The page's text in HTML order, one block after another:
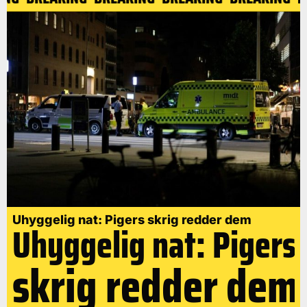
Uhyggelig nat: Pigers skrig redder dem
Uhyggelig nat: Pigers
skrig redder dem